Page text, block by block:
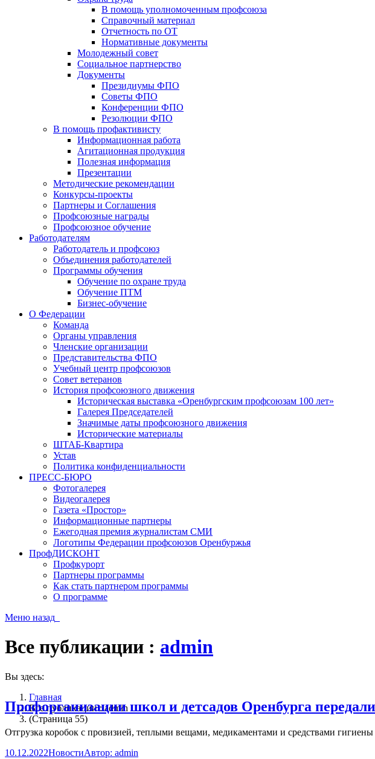
В помощь уполномоченным профсоюза
Справочный материал
Отчетность по ОТ
Нормативные документы
Молодежный совет
Социальное партнерство
Документы
Президиумы ФПО
Советы ФПО
Конференции ФПО
Резолюции ФПО
В помощь профактивисту
Информационная работа
Агитационная продукция
Полезная информация
Презентации
Методические рекомендации
Конкурсы-проекты
Партнеры и Соглашения
Профсоюзные награды
Профсоюзное обучение
Работодателям
Работодатель и профсоюз
Объединения работодателей
Программы обучения
Обучение по охране труда
Обучение ПТМ
Бизнес-обучение
О Федерации
Команда
Органы управления
Членские организации
Представительства ФПО
Учебный центр профсоюзов
Совет ветеранов
История профсоюзного движения
Историческая выставка «Оренбургским профсоюзам 100 лет»
Галерея Председателей
Значимые даты профсоюзного движения
Исторические материалы
ШТАБ-Квартира
Устав
Политика конфиденциальности
ПРЕСС-БЮРО
Фотогалерея
Видеогалерея
Газета «Простор»
Информационные партнеры
Ежегодная премия журналистам СМИ
Логотипы Федерации профсоюзов Оренбуржья
ПрофДИСКОНТ
Профкурорт
Партнеры программы
Как стать партнером программы
О программе
Меню назад
Все публикации : admin
Вы здесь:
Главная
Все публикации : admin
(Страница 55)
Профорганизации школ и детсадов Оренбурга
Отгрузка коробок с провизией, теплыми вещами, медикаментами и средствами
10.12.2022НовостиАвтор: admin